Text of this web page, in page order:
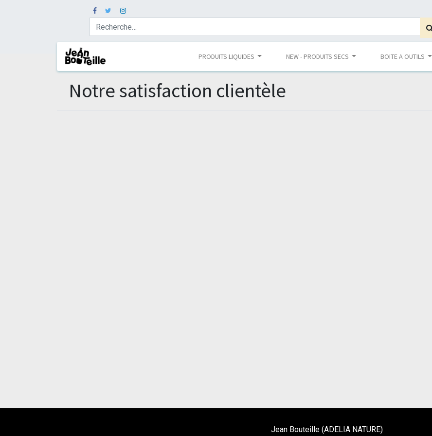
PRODUITS LIQUIDES NEW - PRODUITS SECS BOITE A OUTILS
Notre satisfaction clientèle
Jean Bouteille (ADELIA NATURE)